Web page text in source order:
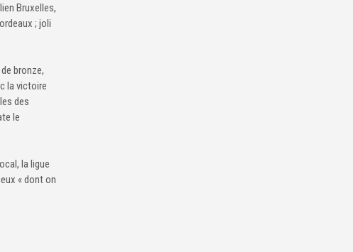
Bruxelles,
; joli
bronze,
la victoire
des
le
la ligue
« dont on